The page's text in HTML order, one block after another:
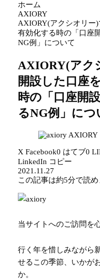
ホーム
AXIORY
AXIORY(アクシオリー
有効化する時の「口座
NG例」について
AXIORY(アク
開設した口座
時の「口座開
るNG例」につ
AXIORY
X Facebook0 はてブ0
LinkedIn コピー
2021.11.27
この記事は約5分で読め
当サイトへのご訪問を
行く年を惜しみながら
せるこの季節、いかが
か。